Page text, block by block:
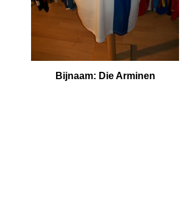
Bijnaam: Die Arminen